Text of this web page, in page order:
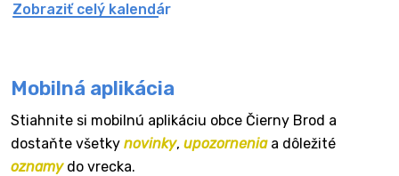
Zobraziť celý kalendár
Mobilná aplikácia
Stiahnite si mobilnú aplikáciu obce Čierny Brod a
dostaňte všetky novinky, upozorneniaa dôležité
oznamydo vrecka.